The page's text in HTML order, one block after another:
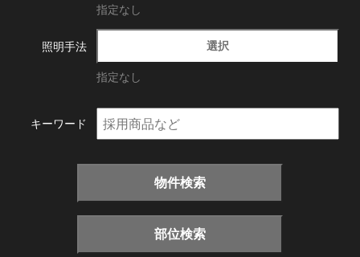
指定なし
照明手法 選択
指定なし
キーワード
物件検索
部位検索